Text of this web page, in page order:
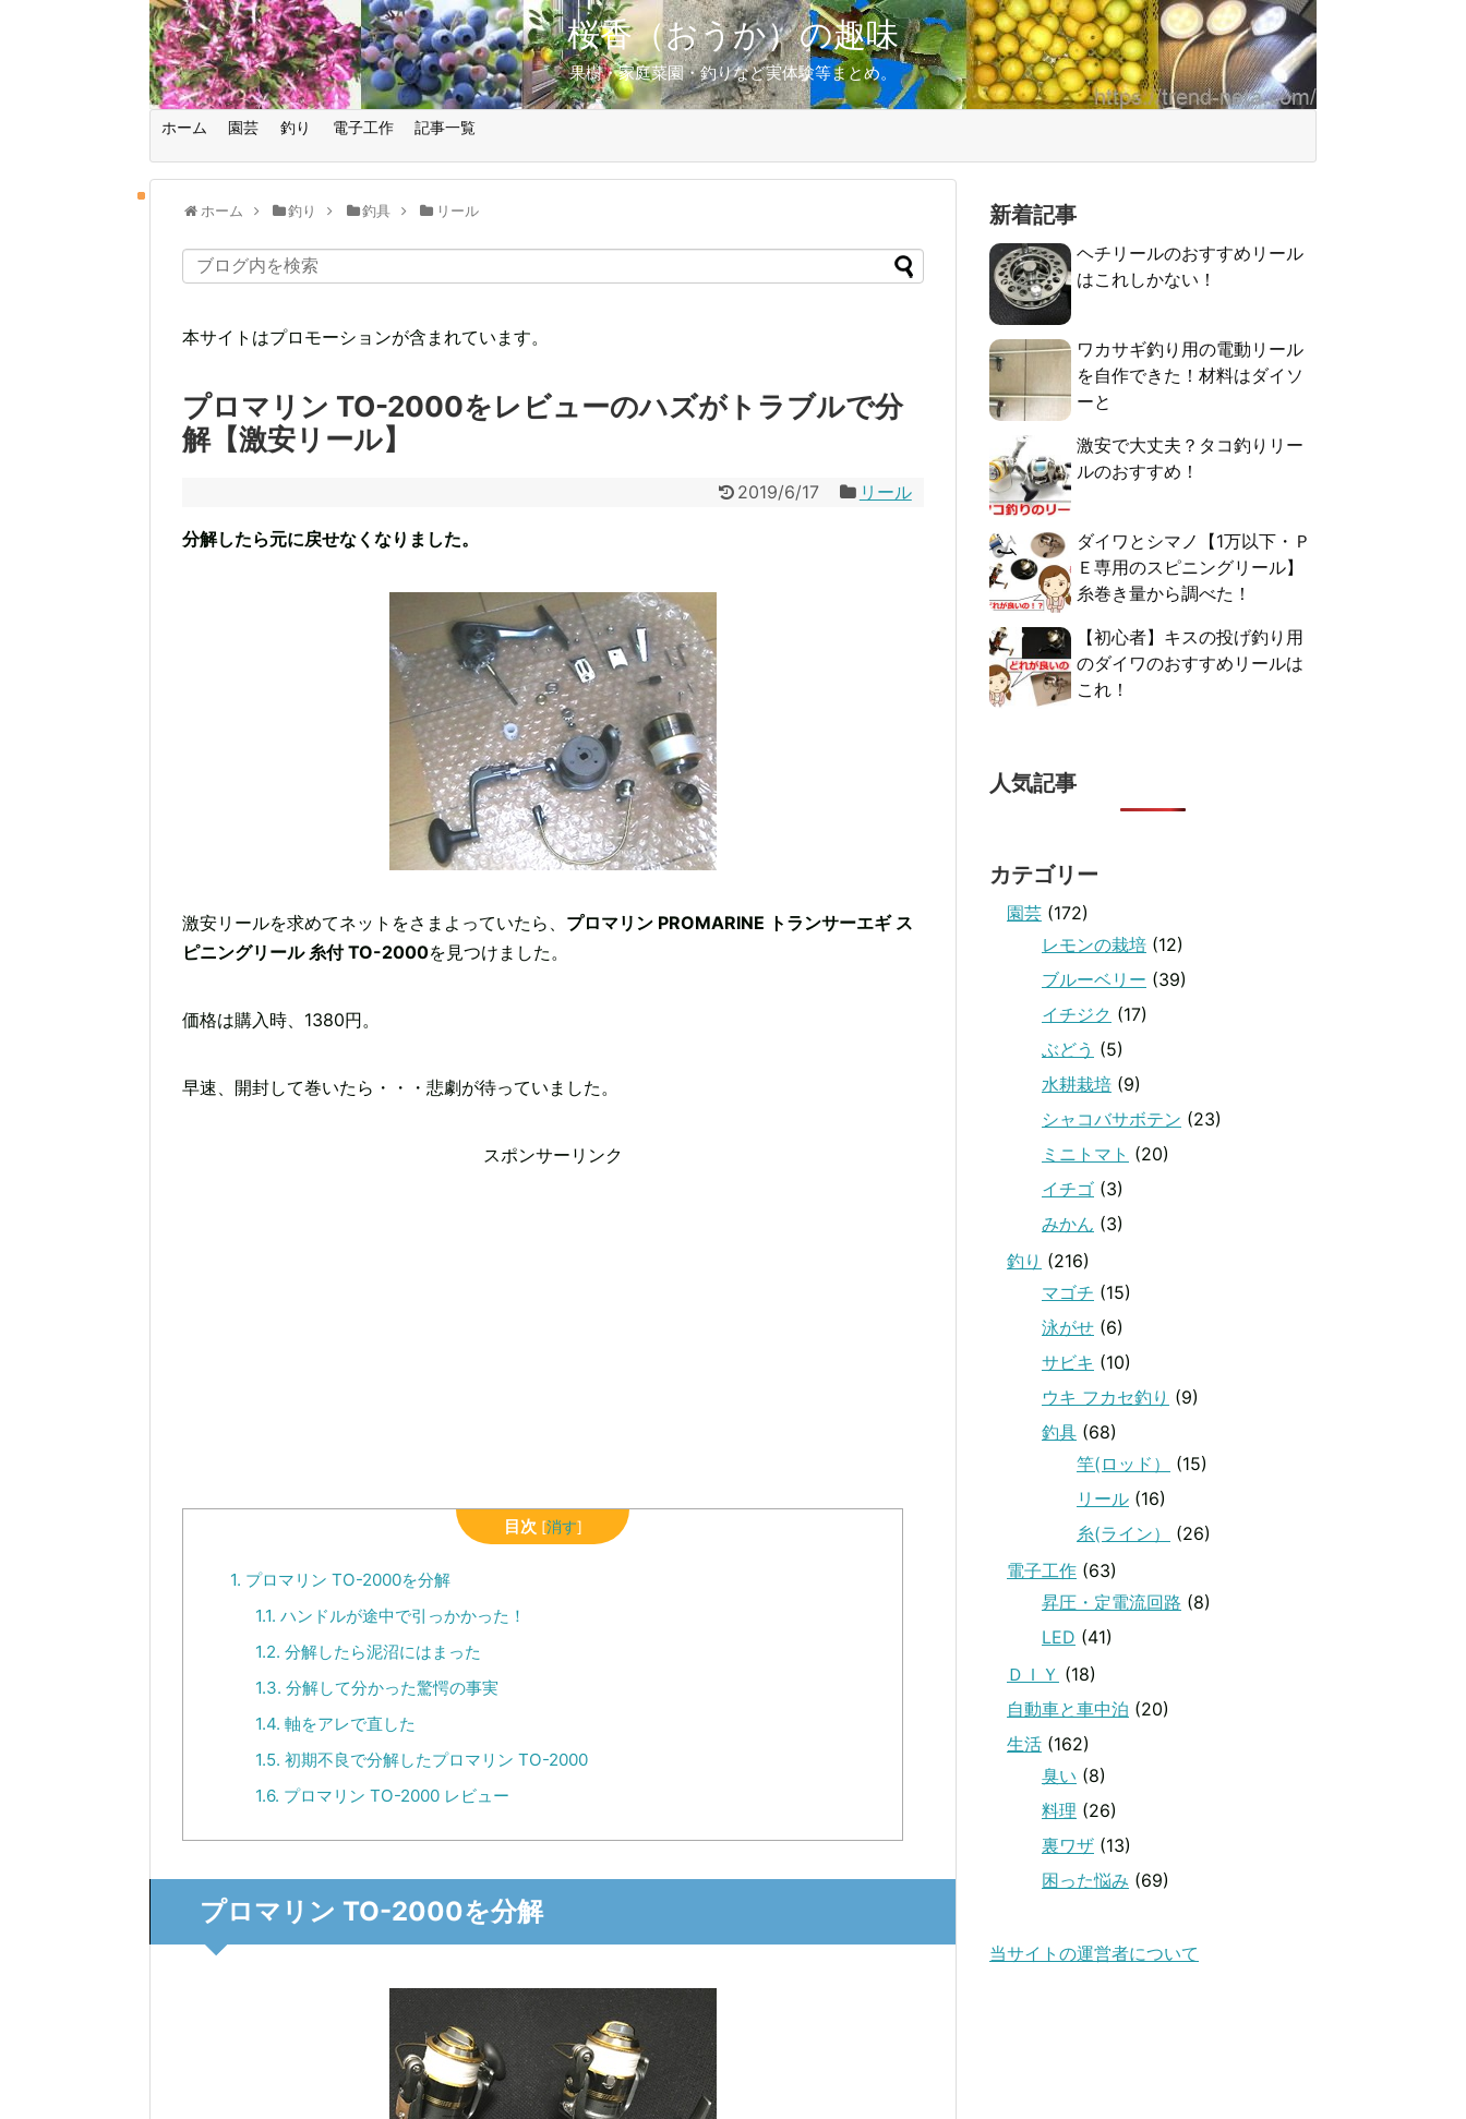
桜香（おうか）の趣味
果樹・家庭菜園・釣りなど実体験等まとめ。
ホーム 園芸 釣り 電子工作 記事一覧
ホーム 釣り 釣具 リール
本サイトはプロモーションが含まれています。
プロマリン TO-2000をレビューのハズがトラブルで分
解【激安リール】
2019/6/17 リール
分解したら元に戻せなくなりました。
激安リールを求めてネットをさまよっていたら、 プロマリン PROMARINE トランサーエギ ス
ピニングリール 糸付 TO-2000を見つけました。
価格は購入時、1380円。
早速、開封して巻いたら・・・悲劇が待っていました。
スポンサーリンク
目次 [消す]
1. プロマリン TO-2000を分解
1.1. ハンドルが途中で引っかかった！
1.2. 分解したら泥沼にはまった
1.3. 分解して分かった驚愕の事実
1.4. 軸をアレで直した
1.5. 初期不良で分解したプロマリン TO-2000
1.6. プロマリン TO-2000 レビュー
プロマリン TO-2000を分解
新着記事
ヘチリールのおすすめリール
はこれしかない！
ワカサギ釣り用の電動リール
を自作できた！材料はダイソ
ーと
激安で大丈夫？タコ釣りリー
ルのおすすめ！
ダイワとシマノ【1万以下・Ｐ
Ｅ専用のスピニングリール】
糸巻き量から調べた！
【初心者】キスの投げ釣り用
のダイワのおすすめリールは
これ！
人気記事
カテゴリー
園芸 (172)
レモンの栽培 (12)
ブルーベリー (39)
イチジク (17)
ぶどう (5)
水耕栽培 (9)
シャコバサボテン (23)
ミニトマト (20)
イチゴ (3)
みかん (3)
釣り (216)
マゴチ (15)
泳がせ (6)
サビキ (10)
ウキ フカセ釣り (9)
釣具 (68)
竿(ロッド）
(15)
リール (16)
糸(ライン）
(26)
電子工作 (63)
昇圧・定電流回路 (8)
LED (41)
ＤＩＹ (18)
自動車と車中泊 (20)
生活 (162)
臭い (8)
料理 (26)
裏ワザ (13)
困った悩み (69)
当サイトの運営者について